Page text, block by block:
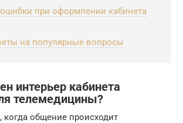
при оформлении кабинета
на популярные вопросы
интерьер кабинета
телемедицины?
когда общение происходит